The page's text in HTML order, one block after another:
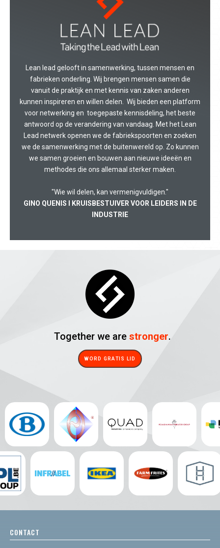
Lean lead gelooft in samenwerking, tussen mensen en
fabrieken onderling. Wij brengen mensen samen die
vanuit de praktijk en met kennis van zaken anderen
kunnen inspireren en willen delen. Wij bieden een platform
voor netwerking en toegepaste kennisdeling, het beste
antwoord op de verandering van vandaag. Met het Lean
Lead netwerk openen we de fabriekspoorten en zoeken
we de samenwerking met de buitenwereld op. Zo kunnen
we samen groeien en bouwen aan nieuwe ideeën en
methodes die ons allemaal sterker maken.
"Wie wil delen, kan vermenigvuldigen."
GINO QUENIS I KRUISBESTUIVER VOOR LEIDERS IN DE
INDUSTRIE
Together we are stronger.
WORD GRATIS LID
CONTACT